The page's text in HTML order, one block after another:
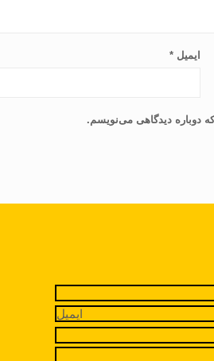
ایمیل*
دوباره دیدگاهی می‌نویسم.